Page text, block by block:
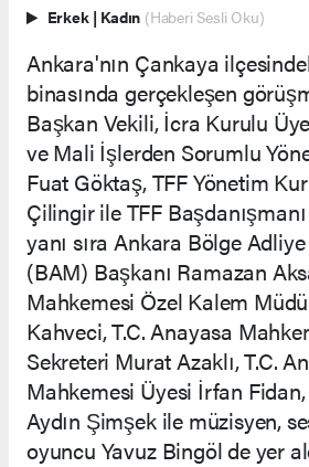
Erkek | Kadın (Haberi Sesli Oku)
Ankara'nın Çankaya
binasında gerçekleşen
Başkan Vekili, İcra Kurulu
ve Mali İşlerden Sorumlu
Fuat Göktaş, TFF Yönetim
Çilingir ile TFF
yanı sıra Ankara Bölge
(BAM) Başkanı Ramazan
Mahkemesi Özel Kalem
Kahveci, T.C. Anayasa
Sekreteri Murat Azaklı, T.C.
Mahkemesi Üyesi İrfan Fidan,
Aydın Şimşek ile müzisyen,
oyuncu Yavuz Bingöl de yer